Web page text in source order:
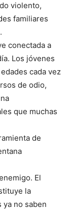
violento,
familiares
conectada a
Los jóvenes
cada vez
de odio,
que muchas
de
El
la
ya no saben